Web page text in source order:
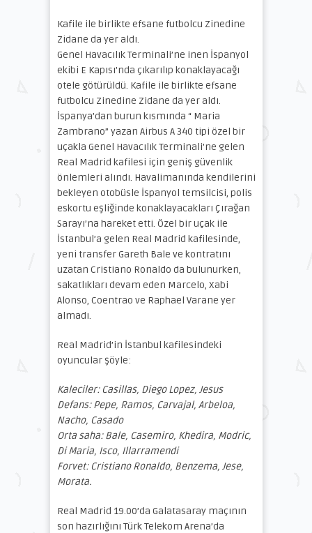
Kafile ile birlikte efsane futbolcu Zinedine
Zidane da yer aldı.
Genel Havacılık Terminali’ne inen İspanyol
ekibi E Kapısı’nda çıkarılıp konaklayacağı
otele götürüldü. Kafile ile birlikte efsane
futbolcu Zinedine Zidane da yer aldı.
İspanya’dan burun kısmında “ Maria
Zambrano” yazan Airbus A 340 tipi özel bir
uçakla Genel Havacılık Terminali’ne gelen
Real Madrid kafilesi için geniş güvenlik
önlemleri alındı. Havalimanında kendilerini
bekleyen otobüsle İspanyol temsilcisi, polis
eskortu eşliğinde konaklayacakları Çırağan
Sarayı’na hareket etti. Özel bir uçak ile
İstanbul’a gelen Real Madrid kafilesinde,
yeni transfer Gareth Bale ve kontratını
uzatan Cristiano Ronaldo da bulunurken,
sakatlıkları devam eden Marcelo, Xabi
Alonso, Coentrao ve Raphael Varane yer
almadı.
Real Madrid’in İstanbul kafilesindeki
oyuncular şöyle:
Kaleciler: Casillas, Diego Lopez, Jesus
Defans: Pepe, Ramos, Carvajal, Arbeloa,
Nacho, Casado
Orta saha: Bale, Casemiro, Khedira, Modric,
Di Maria, Isco, Illarramendi
Forvet: Cristiano Ronaldo, Benzema, Jese,
Morata.
Real Madrid 19.00’da Galatasaray maçının
son hazırlığını Türk Telekom Arena’da